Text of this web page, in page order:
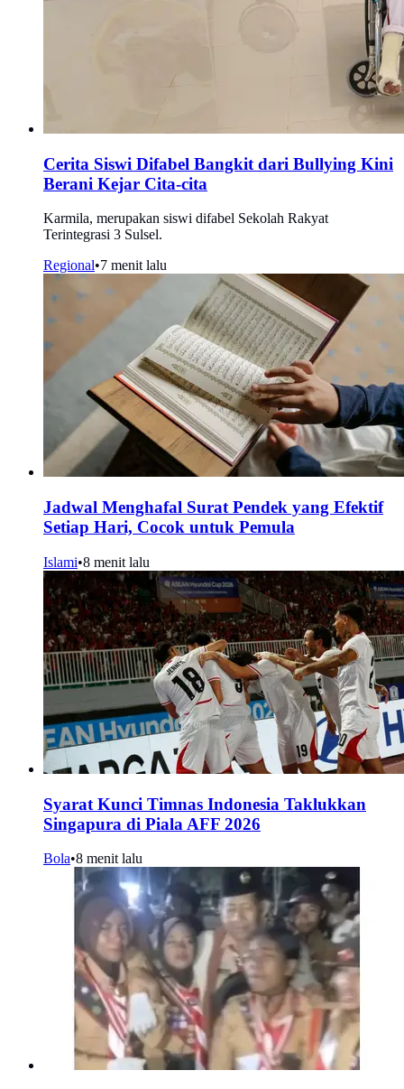
Cerita Siswi Difabel Bangkit dari Bullying Kini
Berani Kejar Cita-cita
Karmila, merupakan siswi difabel Sekolah Rakyat
Terintegrasi 3 Sulsel.
Regional•7 menit lalu
Jadwal Menghafal Surat Pendek yang Efektif
Setiap Hari, Cocok untuk Pemula
Islami•8 menit lalu
Syarat Kunci Timnas Indonesia Taklukkan
Singapura di Piala AFF 2026
Bola•8 menit lalu